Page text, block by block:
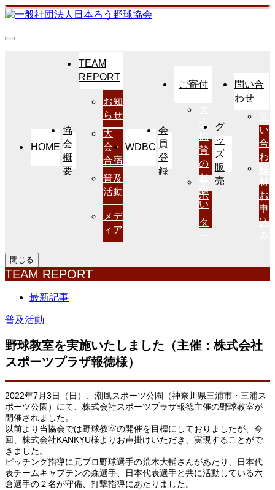
HOME
協
会
概
要
TEAM
REPORT
お知
らせ
大
会・
合宿
普及
活動
メデ
ィア
WDBC
会
員
登
録
ご寄付
協
賛
の
お
願
い
ポ
ー
タ
グ
ッ
ズ
販
売
問い合
わせ
い
合
わ
材
お
申
込
閉じる
TEAM REPORT
最新記事
普及活動
野球教室を実施いたしました（主催：株式会社
スポーツプラザ報徳様）
2022年7月3日（日）、潮風スポーツ公園（神奈川県三浦市・三浦ス
ポーツ公園）にて、株式会社スポーツプラザ報徳主催の野球教室が
開催されました。
以前より当協会では野球教室の開催を目標にしておりましたが、今
回、株式会社KANKYU様よりお声掛けいただき、実現することがで
きました。
ピッチング指導に元プロ野球選手の荒木大輔さんがあたり、日本代
表チームキャプテンの森選手、日本代表選手と共に活動している六
倉選手の２名が守備、打撃指導にあたりました。